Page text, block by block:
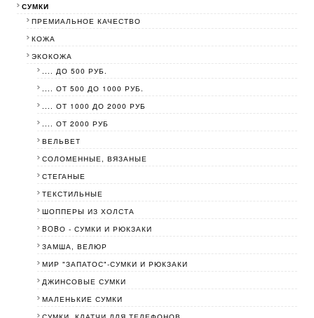
СУМКИ
ПРЕМИАЛЬНОЕ КАЧЕСТВО
КОЖА
ЭКОКОЖА
.... ДО 500 РУБ.
.... ОТ 500 ДО 1000 РУБ.
.... ОТ 1000 ДО 2000 РУБ
.... ОТ 2000 РУБ
ВЕЛЬВЕТ
СОЛОМЕННЫЕ, ВЯЗАНЫЕ
СТЕГАНЫЕ
ТЕКСТИЛЬНЫЕ
ШОППЕРЫ ИЗ ХОЛСТА
BOBО - СУМКИ И РЮКЗАКИ
ЗАМША, ВЕЛЮР
МИР "ЗАПАТОС"-СУМКИ И РЮКЗАКИ
ДЖИНСОВЫЕ СУМКИ
МАЛЕНЬКИЕ СУМКИ